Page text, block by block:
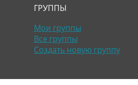
ГРУППЫ
Мои группы
Все группы
Создать новую группу